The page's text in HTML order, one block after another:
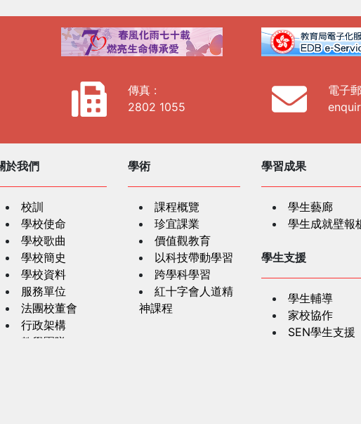
傳真 :
2802 1055
電子
於我們
校訓
學校使命
學校歌曲
學校簡史
學校資料
服務單位
法團校董會
行政架構
教學團隊
學術
課程概覽
珍宜課業
價值觀教育
以科技帶動學習
跨學科學習
紅十字會人道精
神課程
學習成果
學生藝廊
學生成就壁報
學生支援
學生輔導
家校協作
SEN學生支援